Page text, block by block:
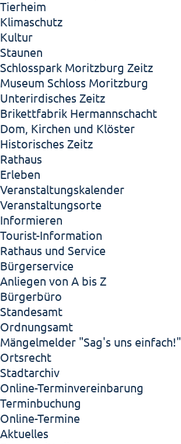
Tierheim
Klimaschutz
Kultur
Staunen
Schlosspark Moritzburg Zeitz
Museum Schloss Moritzburg
Unterirdisches Zeitz
Brikettfabrik Hermannschacht
Dom, Kirchen und Klöster
Historisches Zeitz
Rathaus
Erleben
Veranstaltungskalender
Veranstaltungsorte
Informieren
Tourist-Information
Rathaus und Service
Bürgerservice
Anliegen von A bis Z
Bürgerbüro
Standesamt
Ordnungsamt
Mängelmelder "Sag's uns einfach!"
Ortsrecht
Stadtarchiv
Online-Terminvereinbarung
Terminbuchung
Online-Termine
Aktuelles